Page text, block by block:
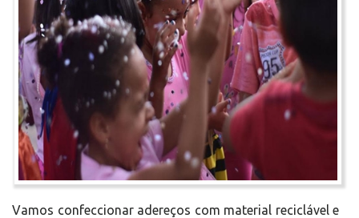
Vamos confeccionar adereços com material reciclável e